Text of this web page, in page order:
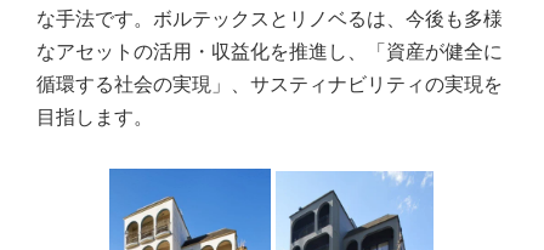
な手法です。ボルテックスとリノベるは、今後も多様
なアセットの活用・収益化を推進し、「資産が健全に
循環する社会の実現」、サスティナビリティの実現を
目指します。